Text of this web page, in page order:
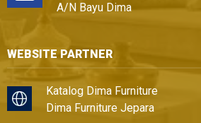
A/N Bayu Dima
WEBSITE PARTNER
Katalog Dima Furniture
Dima Furniture Jepara